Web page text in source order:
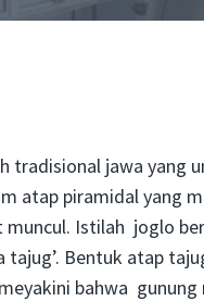
tradisional jawa yang
atap piramidal yang
Istilah joglo
tajug’. Bentuk atap
bahwa